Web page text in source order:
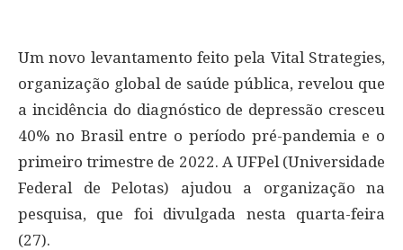
Um novo levantamento feito pela Vital Strategies,
organização global de saúde pública, revelou que
a incidência do diagnóstico de depressão cresceu
40% no Brasil entre o período pré-pandemia e o
primeiro trimestre de 2022. A UFPel (Universidade
Federal de Pelotas) ajudou a organização na
pesquisa, que foi divulgada nesta quarta-feira
(27).